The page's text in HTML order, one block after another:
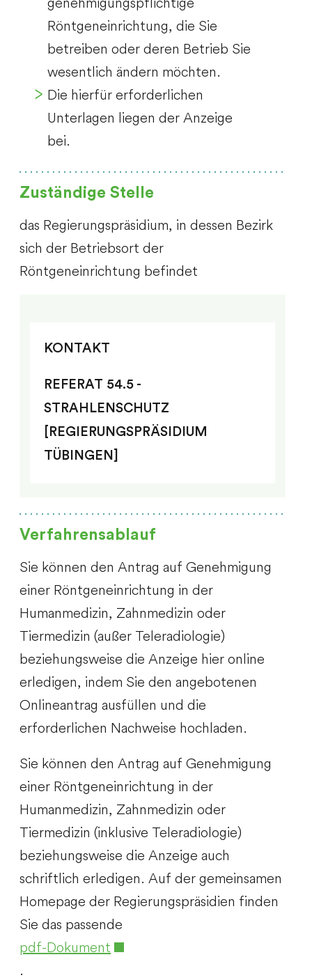
Röntgeneinrichtung, die Sie
betreiben oder deren Betrieb Sie
wesentlich ändern möchten.
Die hierfür erforderlichen
Unterlagen liegen der Anzeige
bei.
Zuständige Stelle
das Regierungspräsidium, in dessen Bezirk
sich der Betriebsort der
Röntgeneinrichtung befindet
KONTAKT
REFERAT 54.5 -
STRAHLENSCHUTZ
[REGIERUNGSPRÄSIDIUM
TÜBINGEN]
Verfahrensablauf
Sie können den Antrag auf Genehmigung
einer Röntgeneinrichtung in der
Humanmedizin, Zahnmedizin oder
Tiermedizin (außer Teleradiologie)
beziehungsweise die Anzeige hier online
erledigen, indem Sie den angebotenen
Onlineantrag ausfüllen und die
erforderlichen Nachweise hochladen.
Sie können den Antrag auf Genehmigung
einer Röntgeneinrichtung in der
Humanmedizin, Zahnmedizin oder
Tiermedizin (inklusive Teleradiologie)
beziehungsweise die Anzeige auch
schriftlich erledigen. Auf der gemeinsamen
Homepage der Regierungspräsidien finden
Sie das passende
pdf-Dokument
.